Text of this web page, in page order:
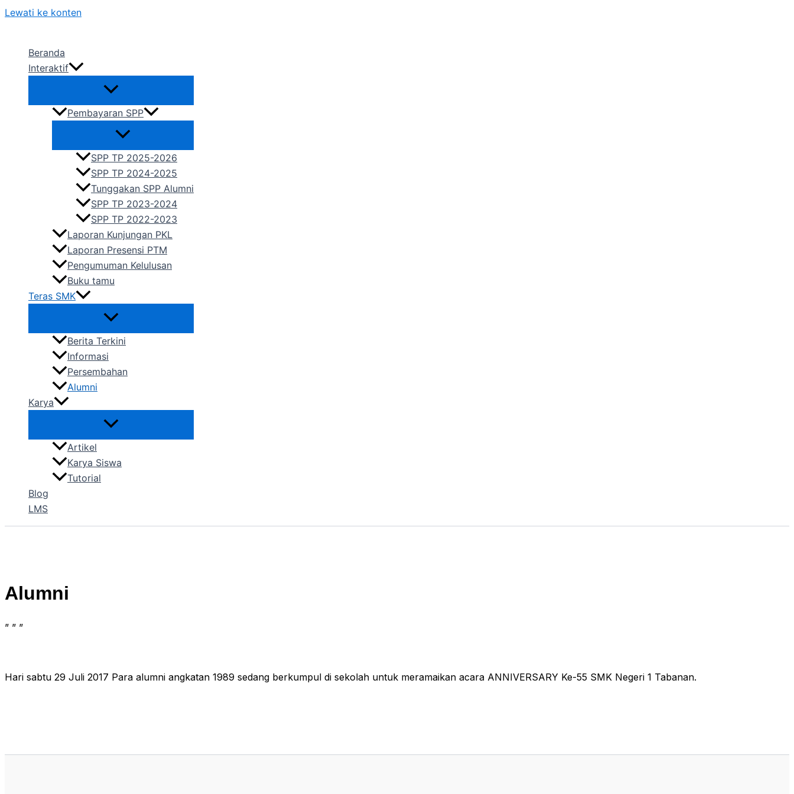
Lewati ke konten
Beranda
Interaktif
Pembayaran SPP
SPP TP 2025-2026
SPP TP 2024-2025
Tunggakan SPP Alumni
SPP TP 2023-2024
SPP TP 2022-2023
Laporan Kunjungan PKL
Laporan Presensi PTM
Pengumuman Kelulusan
Buku tamu
Teras SMK
Berita Terkini
Informasi
Persembahan
Alumni
Karya
Artikel
Karya Siswa
Tutorial
Blog
LMS
Alumni
” ” ”
Hari sabtu 29 Juli 2017 Para alumni angkatan 1989 sedang berkumpul di sekolah untuk meramaikan acara ANNIVERSARY Ke-55 SMK Negeri 1 Tabanan.